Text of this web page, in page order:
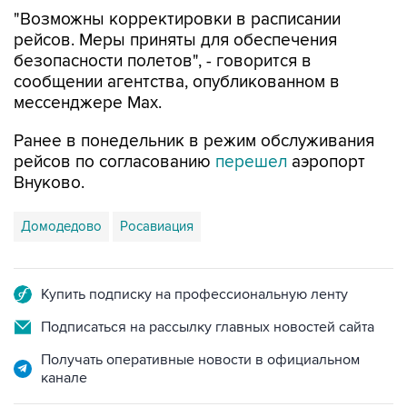
"Возможны корректировки в расписании
рейсов. Меры приняты для обеспечения
безопасности полетов", - говорится в
сообщении агентства, опубликованном в
мессенджере Мах.
Ранее в понедельник в режим обслуживания
рейсов по согласованию перешел аэропорт
Внуково.
Домодедово Росавиация
Купить подписку на профессиональную ленту
Подписаться на рассылку главных новостей сайта
Получать оперативные новости в официальном
канале